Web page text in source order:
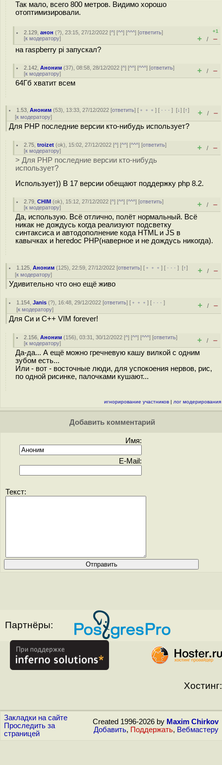
Так мало, всего 800 метров. Видимо хорошо
отоптимизировали.
2.129 ,анон (?), 23:15, 27/12/2022 [^] [^^] [^^^] [ответить]
[к модератору]
+1
+ / –
на raspberry pi запускал?
2.142 ,Аноним (37), 08:58, 28/12/2022 [^] [^^] [^^^] [ответить]
[к модератору] + / –
64Гб хватит всем
1.53 ,Аноним (53), 13:33, 27/12/2022 [ответить] [ ﹢﹢﹢] [ · · ·][↓] [↑]
[к модератору] + / –
Для PHP последние версии кто-нибудь использует?
2.75 ,troizet (ok), 15:02, 27/12/2022 [^] [^^] [^^^] [ответить]
[к модератору] + / –
> Для PHP последние версии кто-нибудь
использует?
Использует)) В 17 версии обещают поддержку php 8.2.
2.79 ,CHIM (ok), 15:12, 27/12/2022 [^] [^^] [^^^] [ответить]
[к модератору] + / –
Да, использую. Всё отлично, полёт нормальный. Всё
никак не дождусь когда реализуют подсветку
синтаксиса и автодополнение кода HTML и JS в
кавычках и heredoc PHP(наверное и не дождусь никогда).
1.125 ,Аноним (125), 22:59, 27/12/2022 [ответить] [ ﹢﹢﹢] [ · · ·][↑]
[к модератору] + / –
Удивительно что оно ещё живо
1.154 ,Janis (?), 16:48, 29/12/2022 [ответить] [ ﹢﹢﹢] [ · · ·]
[к модератору] + / –
Для Си и С++ VIM forever!
2.156 ,Аноним (156), 03:31, 30/12/2022 [^] [^^] [^^^] [ответить]
[к модератору] + / –
Да-да... А ещё можно гречневую кашу вилкой с одним
зубом есть...
Или - вот - восточные люди, для успокоения нервов, рис,
по одной рисинке, палочками кушают...
игнорирование участников | лог модерирования
Добавить комментарий
Имя:
E-Mail:
Текст:
Партнёры:
Хостинг:
Закладки на сайте
Проследить за
страницей
Created 1996-2026 by Maxim Chirkov
Добавить, Поддержать, Вебмастеру